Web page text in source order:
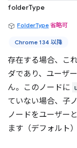
folderType
FolderType 省略可
Chrome 134 以降
存在する場合、こ
ダであり、ユーザ
ん。このノードに
ていない場合、子
ノードをユーザー
ます（デフォルト）